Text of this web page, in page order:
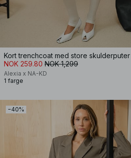
Kort trenchcoat med store skulderputer
NOK 259.80 NOK 1,299
Alexia x NA-KD
1 farge
−40%